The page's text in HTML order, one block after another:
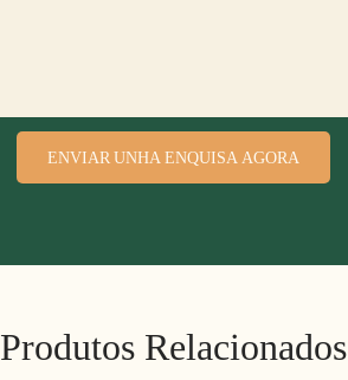
ENVIAR UNHA ENQUISA AGORA
Produtos Relacionados